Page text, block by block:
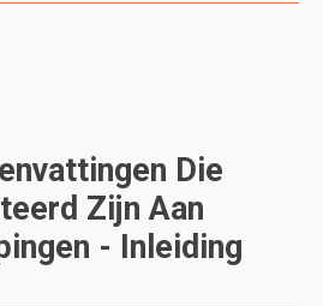
Die
Zijn Aan
- Inleiding